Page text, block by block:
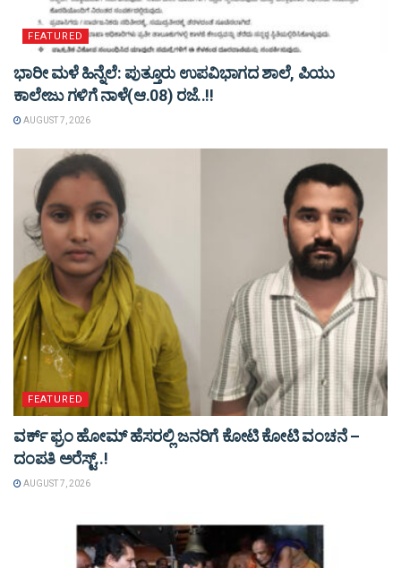
FEATURED
ಭಾರೀ ಮಳೆ ಹಿನ್ನೆಲೆ: ಪುತ್ತೂರು ಉಪವಿಭಾಗದ ಶಾಲೆ, ಪಿಯು
ಕಾಲೇಜು ಗಳಿಗೆ ನಾಳೆ(ಆ.08) ರಜೆ..!!
AUGUST 7, 2026
FEATURED
ವರ್ಕ್ ಫ್ರಂ ಹೋಮ್ ಹೆಸರಲ್ಲಿ ಜನರಿಗೆ ಕೋಟಿ ಕೋಟಿ ವಂಚನೆ –
ದಂಪತಿ ಅರೆಸ್ಟ್..!
AUGUST 7, 2026